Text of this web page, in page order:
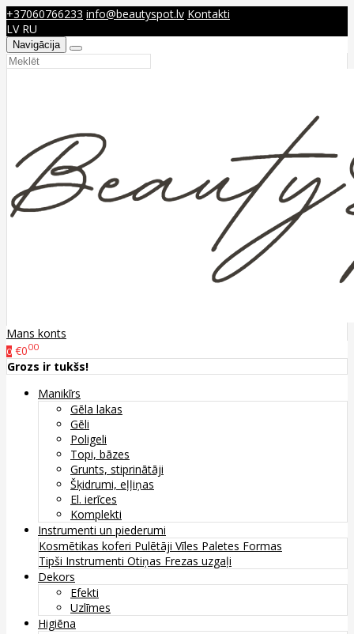
+37060766233 info@beautyspot.lv Kontakti
LV RU
Navigācija
Mans konts
0 €000
Grozs ir tukšs!
Manikīrs
Gēla lakas
Gēli
Poligeli
Topi, bāzes
Grunts, stiprinātāji
Šķidrumi, eļļiņas
El. ierīces
Komplekti
Instrumenti un piederumi
Kosmētikas koferi Pulētāji Vīles Paletes Formas
Tipši Instrumenti Otiņas Frezas uzgaļi
Dekors
Efekti
Uzlīmes
Higiēna